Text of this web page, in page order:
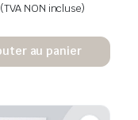
(TVA NON incluse)
au panier